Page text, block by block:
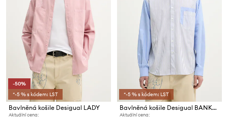
-50%
*-5 % s kódem: LST
Bavlněná košile Desigual LADY
Aktuální cena:
*-5 % s kódem: LST
Bavlněná košile Desigual BANKER
Aktuální cena: